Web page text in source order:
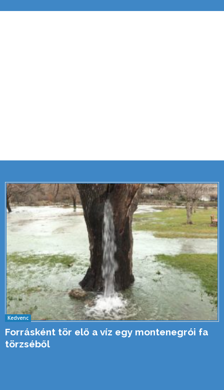
Kedvenc
Forrásként tör elő a víz egy montenegrói fa
törzséből